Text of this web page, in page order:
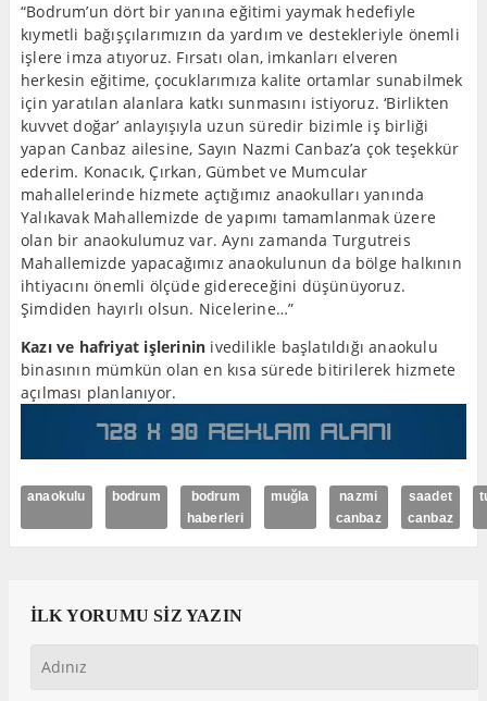
“Bodrum’un dört bir yanına eğitimi yaymak hedefiyle
kıymetli bağışçılarımızın da yardım ve destekleriyle önemli
işlere imza atıyoruz. Fırsatı olan, imkanları elveren
herkesin eğitime, çocuklarımıza kalite ortamlar sunabilmek
için yaratılan alanlara katkı sunmasını istiyoruz. ‘Birlikten
kuvvet doğar’ anlayışıyla uzun süredir bizimle iş birliği
yapan Canbaz ailesine, Sayın Nazmi Canbaz’a çok teşekkür
ederim. Konacık, Çırkan, Gümbet ve Mumcular
mahallelerinde hizmete açtığımız anaokulları yanında
Yalıkavak Mahallemizde de yapımı tamamlanmak üzere
olan bir anaokulumuz var. Aynı zamanda Turgutreis
Mahallemizde yapacağımız anaokulunun da bölge halkının
ihtiyacını önemli ölçüde gidereceğini düşünüyoruz.
Şimdiden hayırlı olsun. Nicelerine…”
Kazı ve hafriyat işlerinin ivedilikle başlatıldığı anaokulu
binasının mümkün olan en kısa sürede bitirilerek hizmete
açılması planlanıyor.
anaokulu bodrum
bodrum
haberleri
muğla
nazmi
canbaz
saadet
canbaz
İLK YORUMU SİZ YAZIN